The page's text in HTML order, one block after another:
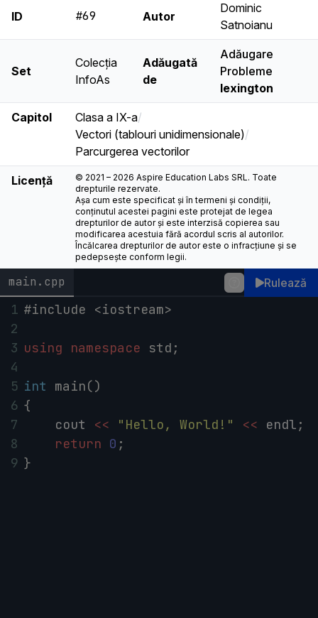
main.cpp Rulează
1 #include <iostream>
2
3 using namespace std ;
4
5 int main()
6 {
7
cout << "Hello, World!" << endl ;
8
return 0 ;
9 }
ID #69 Autor
Dominic
Satnoianu
Set
Colecția
InfoAs
Adăugată
de
Adăugare
Probleme
lexington
Capitol Clasa a IX-a/
Vectori (tablouri unidimensionale)/
Parcurgerea vectorilor
Licență
© 2021 – 2026 Aspire Education Labs SRL. Toate
drepturile rezervate.
Așa cum este specificat și în termeni și condiții,
conținutul acestei pagini este protejat de legea
drepturilor de autor și este interzisă copierea sau
modificarea acestuia fără acordul scris al autorilor.
Încălcarea drepturilor de autor este o infracțiune și se
pedepsește conform legii.